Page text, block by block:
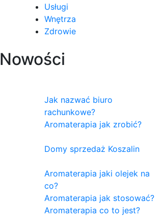
Usługi
Wnętrza
Zdrowie
Nowości
Jak nazwać biuro
rachunkowe?
Aromaterapia jak zrobić?
Domy sprzedaż Koszalin
Aromaterapia jaki olejek na
co?
Aromaterapia jak stosować?
Aromaterapia co to jest?